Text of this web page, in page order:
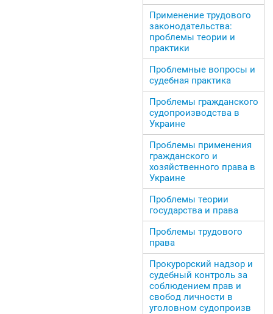
Применение трудового
законодательства:
проблемы теории и
практики
Проблемные вопросы и
судебная практика
Проблемы гражданского
судопроизводства в
Украине
Проблемы применения
гражданского и
хозяйственного права в
Украине
Проблемы теории
государства и права
Проблемы трудового
права
Прокурорский надзор и
судебный контроль за
соблюдением прав и
свобод личности в
уголовном судопроизв